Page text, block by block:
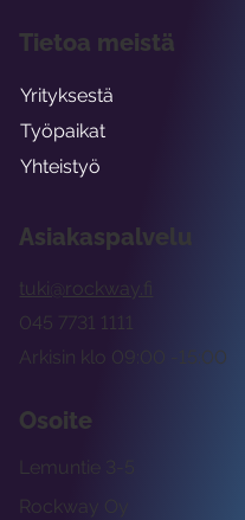
Asiakaspalvelu
tuki@rockway.fi
Arkisin klo 09:00 -15:00
045 7731 1111
Osoite
Rockway Oy
Lemuntie 3-5
Tietoa meistä
Yrityksestä
Työpaikat
Yhteistyö